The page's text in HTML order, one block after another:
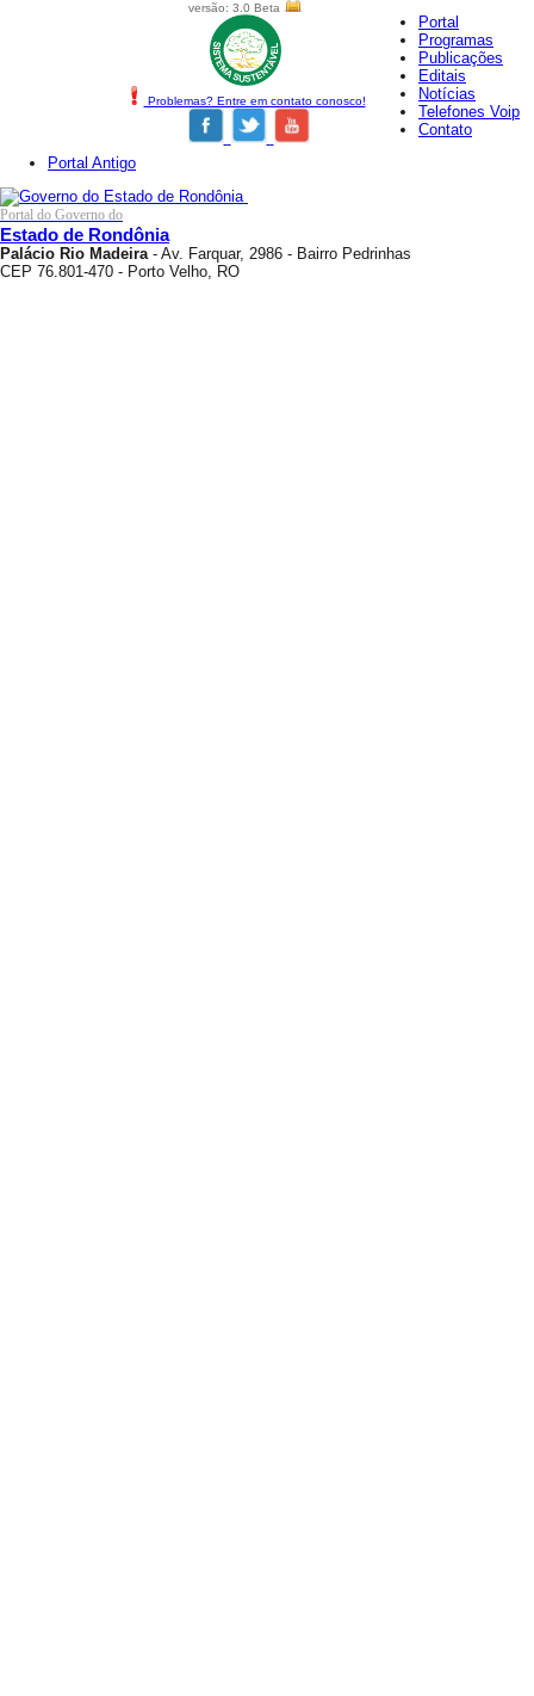
versão: 3.0 Beta
Problemas? Entre em contato conosco!
Portal
Programas
Publicações
Editais
Notícias
Telefones Voip
Contato
Portal Antigo
Portal do Governo do
Estado de Rondônia
Palácio Rio Madeira- Av. Farquar, 2986 - Bairro Pedrinhas
CEP 76.801-470 - Porto Velho, RO